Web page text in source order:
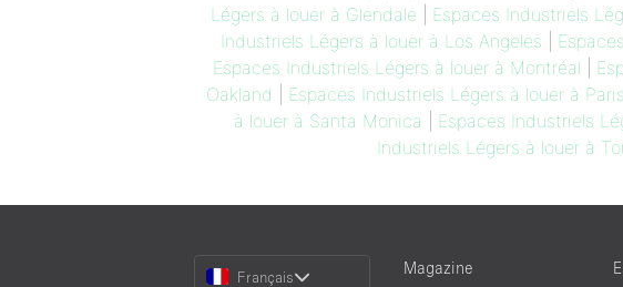
Légers à louer à Glendale
Espaces Industriels
Industriels Légers à louer à Los Angeles
Espaces Industriels Légers à louer à Montréal
Oakland
Espaces Industriels Légers à louer à Paris
à louer à Santa Monica
Espaces Industriels
Industriels Légers à louer à
Choose
Français
Magazine